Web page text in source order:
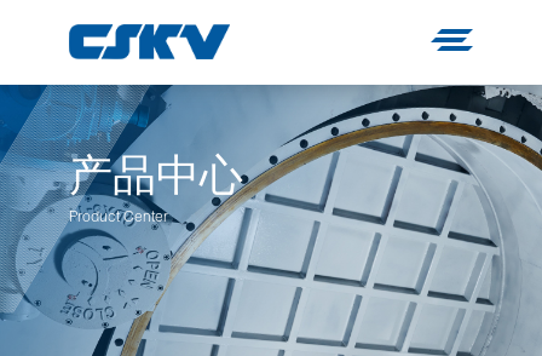
产品中心
Product Center